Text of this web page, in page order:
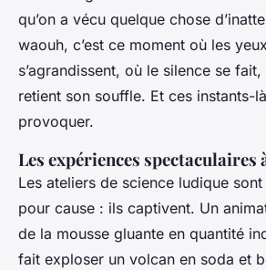
qu’on a vécu quelque chose
waouh, c’est ce moment où les
s’agrandissent, où le silence se
retient son souffle. Et ces instants-
provoquer.
Les expériences spectaculaires
Les ateliers de science ludique
pour cause : ils captivent. Un
de la mousse gluante en quantité
fait exploser un volcan en soda et